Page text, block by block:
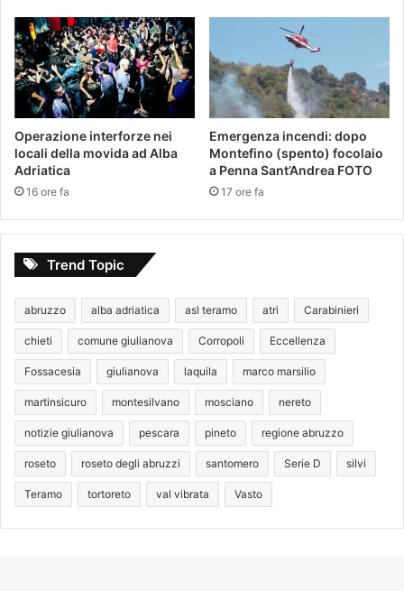
Operazione interforze nei
locali della movida ad Alba
Adriatica
16 ore fa
Emergenza incendi: dopo
Montefino (spento) focolaio
a Penna Sant’Andrea FOTO
17 ore fa
Trend Topic
abruzzo alba adriatica asl teramo atri Carabinieri
chieti comune giulianova Corropoli Eccellenza
Fossacesia giulianova laquila marco marsilio
martinsicuro montesilvano mosciano nereto
notizie giulianova pescara pineto regione abruzzo
roseto roseto degli abruzzi santomero Serie D silvi
Teramo tortoreto val vibrata Vasto